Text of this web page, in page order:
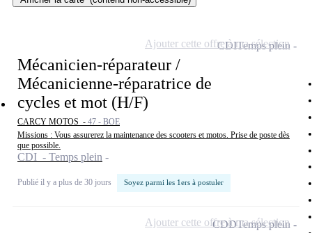
Mécanicien-réparateur /
Mécanicienne-réparatrice de
cycles et mot (H/F)
CARCY MOTOS - 47 - BOE
Missions : Vous assurerez la maintenance des scooters et motos. Prise de poste dès
que possible.
CDI - Temps plein
Publié il y a plus de 30 jours Soyez parmi les 1ers à postuler
CDITemps plein
Ajouter cette offre à ma sélection
CDDTemps plein
Ajouter cette offre à ma sélection